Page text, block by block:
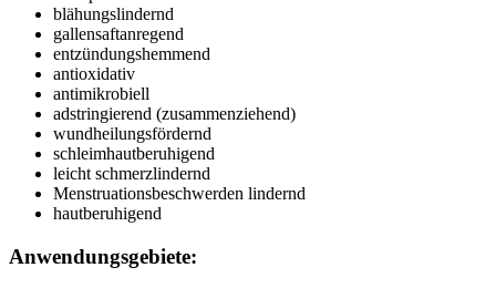
blähungslindernd
gallensaftanregend
entzündungshemmend
antioxidativ
antimikrobiell
adstringierend (zusammenziehend)
wundheilungsfördernd
schleimhautberuhigend
leicht schmerzlindernd
Menstruationsbeschwerden lindernd
hautberuhigend
Anwendungsgebiete: